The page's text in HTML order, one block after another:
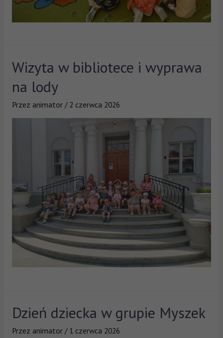
Wizyta w bibliotece i wyprawa
na lody
Przez animator / 2 czerwca 2026
Dzień dziecka w grupie Myszek
Przez animator / 1 czerwca 2026